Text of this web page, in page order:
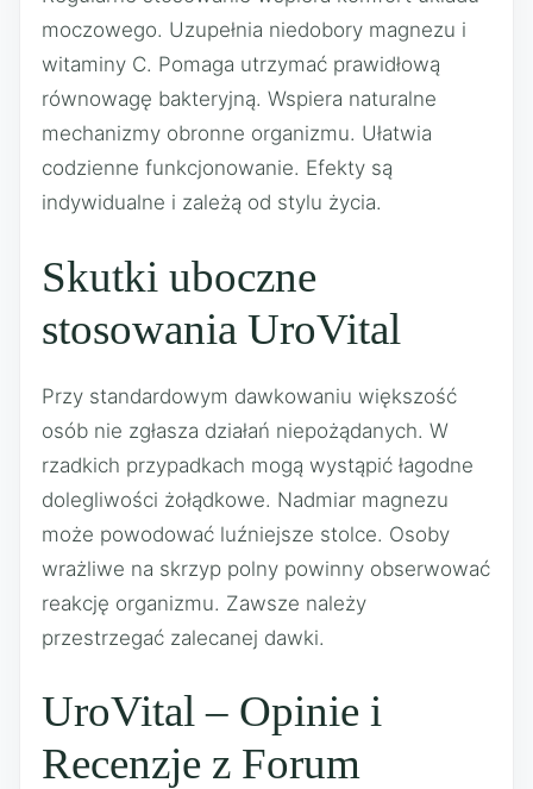
moczowego. Uzupełnia niedobory magnezu i
witaminy C. Pomaga utrzymać prawidłową
równowagę bakteryjną. Wspiera naturalne
mechanizmy obronne organizmu. Ułatwia
codzienne funkcjonowanie. Efekty są
indywidualne i zależą od stylu życia.
Skutki uboczne
stosowania UroVital
Przy standardowym dawkowaniu większość
osób nie zgłasza działań niepożądanych. W
rzadkich przypadkach mogą wystąpić łagodne
dolegliwości żołądkowe. Nadmiar magnezu
może powodować luźniejsze stolce. Osoby
wrażliwe na skrzyp polny powinny obserwować
reakcję organizmu. Zawsze należy
przestrzegać zalecanej dawki.
UroVital – Opinie i
Recenzje z Forum